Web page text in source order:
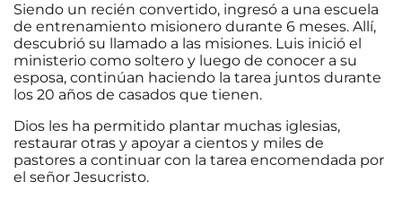
Siendo un recién convertido, ingresó a una escuela
de entrenamiento misionero durante 6 meses. Allí,
descubrió su llamado a las misiones. Luis inició el
ministerio como soltero y luego de conocer a su
esposa, continúan haciendo la tarea juntos durante
los 20 años de casados que tienen.
Dios les ha permitido plantar muchas iglesias,
restaurar otras y apoyar a cientos y miles de
pastores a continuar con la tarea encomendada por
el señor Jesucristo.